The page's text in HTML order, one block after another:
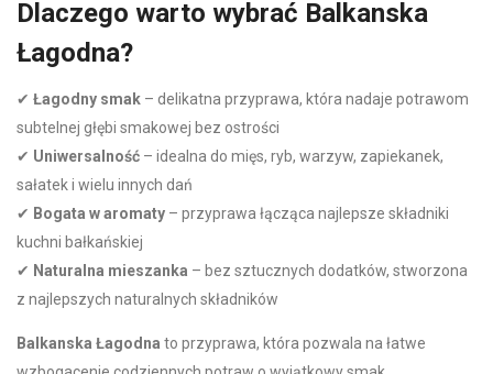
Dlaczego warto wybrać Balkanska
Łagodna?
✔ Łagodny smak – delikatna przyprawa, która nadaje potrawom
subtelnej głębi smakowej bez ostrości
✔ Uniwersalność – idealna do mięs, ryb, warzyw, zapiekanek,
sałatek i wielu innych dań
✔ Bogata w aromaty – przyprawa łącząca najlepsze składniki
kuchni bałkańskiej
✔ Naturalna mieszanka – bez sztucznych dodatków, stworzona
z najlepszych naturalnych składników
Balkanska Łagodna to przyprawa, która pozwala na łatwe